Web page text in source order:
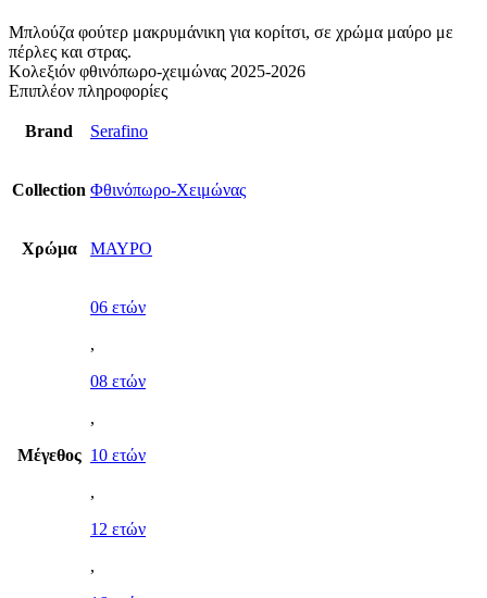
Μπλούζα φούτερ μακρυμάνικη για κορίτσι, σε χρώμα μαύρο με
πέρλες και στρας.
Κολεξιόν φθινόπωρο-χειμώνας 2025-2026
Επιπλέον πληροφορίες
Brand Serafino
Collection Φθινόπωρο-Χειμώνας
Χρώμα ΜΑΥΡΟ
Μέγεθος
06 ετών
,
08 ετών
,
10 ετών
,
12 ετών
,